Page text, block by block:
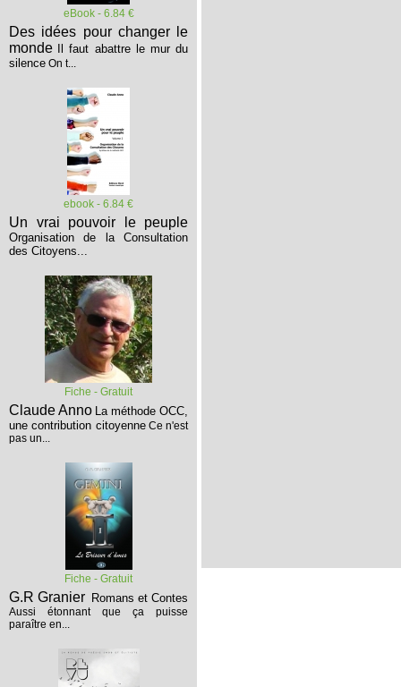
eBook - 6.84 €
Des idées pour changer le
monde
Il faut abattre le mur du
silence On t...
ebook - 6.84 €
Un vrai pouvoir le peuple
Organisation de la Consultation
des Citoyens...
Fiche - Gratuit
Claude Anno La méthode OCC,
une contribution citoyenne Ce n'est
pas un...
Fiche - Gratuit
G.R Granier Romans et Contes
Aussi étonnant que ça puisse
paraître en...